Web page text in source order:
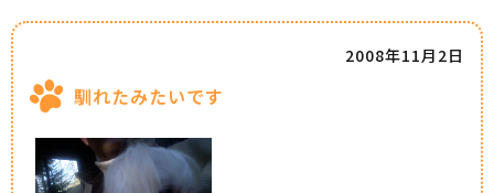
馴れたみたいです
2008年11月2日